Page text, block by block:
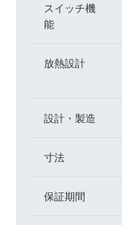
スイッチ機
能
放熱設計
設計・製造
寸法
保証期間